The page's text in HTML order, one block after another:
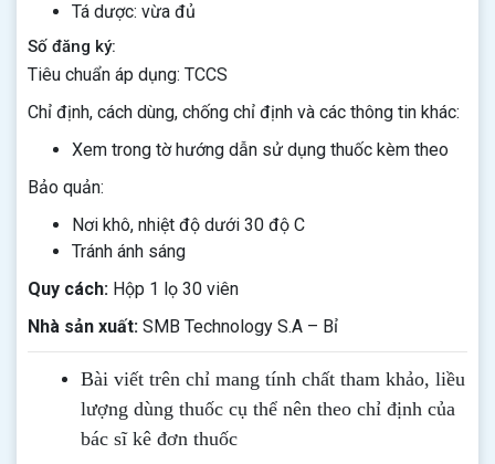
Tá dược: vừa đủ
Số đăng ký:
Tiêu chuẩn áp dụng: TCCS
Chỉ định, cách dùng, chống chỉ định và các thông tin khác:
Xem trong tờ hướng dẫn sử dụng thuốc kèm theo
Bảo quản:
Nơi khô, nhiệt độ dưới 30 độ C
Tránh ánh sáng
Quy cách: Hộp 1 lọ 30 viên
Nhà sản xuất: SMB Technology S.A – Bỉ
Bài viết trên chỉ mang tính chất tham khảo, liều
lượng dùng thuốc cụ thể nên theo chỉ định của
bác sĩ kê đơn thuốc